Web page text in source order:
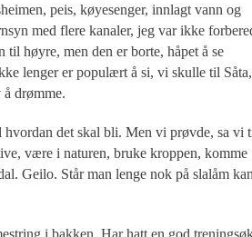
peis, køyesenger, innlagt vann og
med flere kanaler, jeg var ikke
til høyre, men den er borte, håpet å se
lenger er populært å si, vi skulle til Såta,
drømme.
det skal bli. Men vi prøvde, sa vi
være i naturen, bruke kroppen, komme
Geilo. Står man lenge nok på slalåm kan
i bakken. Har hatt en god